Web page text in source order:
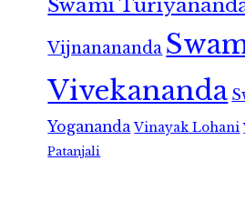
Swami
Vijnanananda
Vivekananda
Yogananda Vinayak Lohani
Patanjali